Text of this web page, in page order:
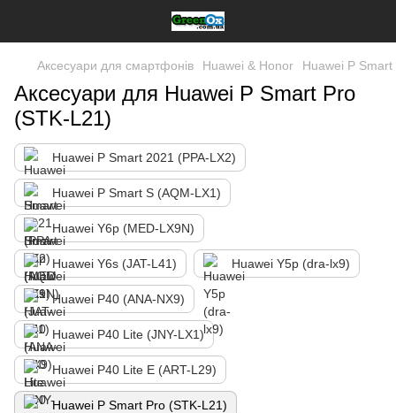
Аксесуари для смартфонів Huawei & Honor Huawei P
Аксесуари для Huawei P Smart Pro
(STK-L21)
Huawei P Smart 2021 (PPA-LX2)
Huawei P Smart S (AQM-LX1)
Huawei Y6p (MED-LX9N)
Huawei Y6s (JAT-L41) Huawei Y5p (dra-lx9)
Huawei P40 (ANA-NX9)
Huawei P40 Lite (JNY-LX1)
Huawei P40 Lite E (ART-L29)
Huawei P Smart Pro (STK-L21)